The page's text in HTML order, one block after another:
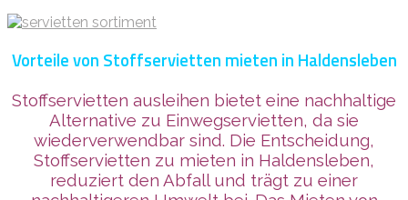
Vorteile von Stoffservietten mieten in Haldensleben
Stoffservietten ausleihen bietet eine nachhaltige
Alternative zu Einwegservietten, da sie
wiederverwendbar sind. Die Entscheidung,
Stoffservietten zu mieten in Haldensleben,
reduziert den Abfall und trägt zu einer